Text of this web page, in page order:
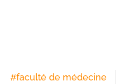
#faculté de médecine